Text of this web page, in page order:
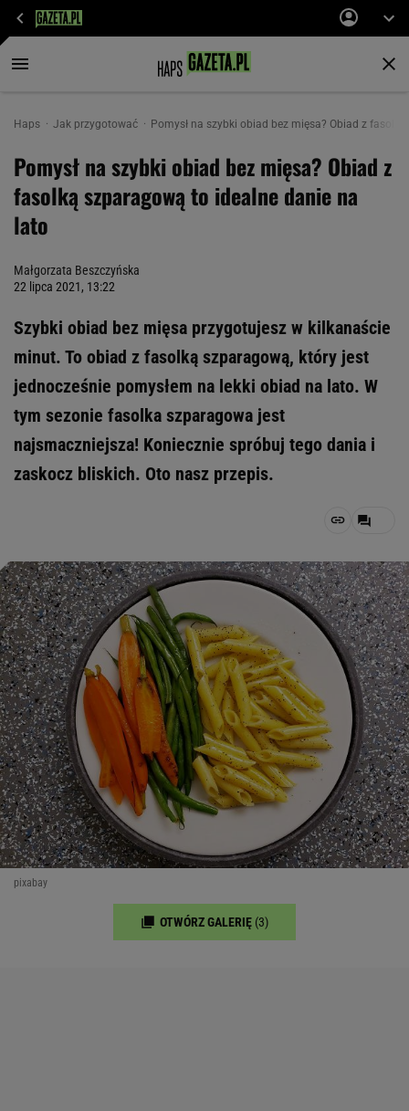
Haps Jak przygotować Pomysł na szybki obiad bez mięsa? Obiad z
Pomysł na szybki obiad bez mięsa? Obiad z
fasolką szparagową to idealne danie na
lato
Małgorzata Beszczyńska
22 lipca 2021, 13:22
Szybki obiad bez mięsa przygotujesz w kilkanaście
minut. To obiad z fasolką szparagową, który jest
jednocześnie pomysłem na lekki obiad na lato. W
tym sezonie fasolka szparagowa jest
najsmaczniejsza! Koniecznie spróbuj tego dania i
zaskocz bliskich. Oto nasz przepis.
pixabay
OTWÓRZ GALERIĘ (3)